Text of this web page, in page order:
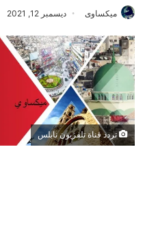
ميكساوى ديسمبر 12, 2021
تردد قناة تلفزيون نابلس